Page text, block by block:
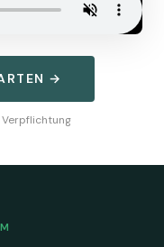
→
Verpflichtung